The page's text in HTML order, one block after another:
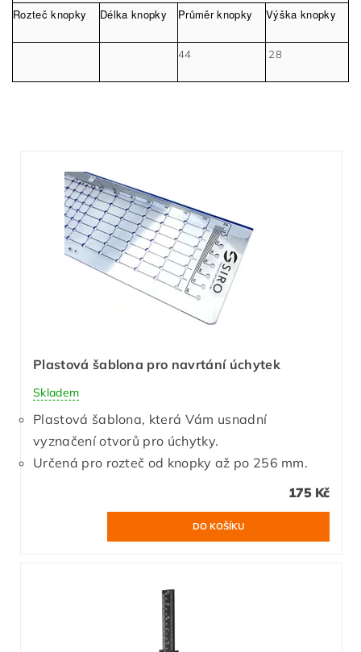
Rozteč knopky Délka knopky Průměr knopky Výška knopky
44 28
Plastová šablona pro navrtání úchytek
Skladem
Plastová šablona, která Vám usnadní
vyznačení otvorů pro úchytky.
Určená pro rozteč od knopky až po 256 mm.
175 Kč